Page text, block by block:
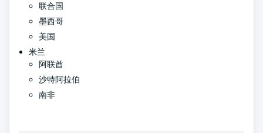
联合国
墨西哥
美国
米兰
阿联酋
沙特阿拉伯
南非